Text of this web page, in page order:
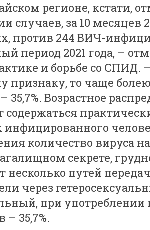
регионе, кстати,
случаев, за 10 месяцев
против 244 ВИЧ-
период 2021 года, –
и борьбе со СПИД.
признаку, то чаще
Возрастное
количество вируса
секрете,
несколько путей
через
при
– 35,7%.